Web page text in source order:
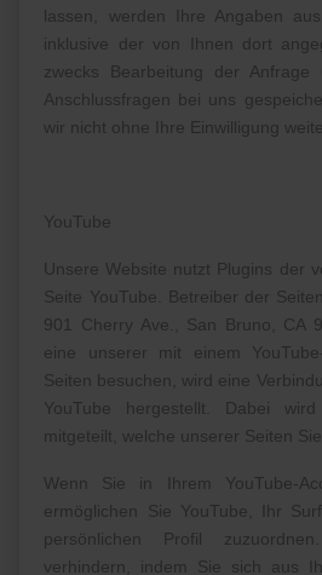
lassen, werden Ihre Angaben
inklusive der von Ihnen dort
zwecks Bearbeitung der
Anschlussfragen bei uns
wir nicht ohne Ihre Einwilligung
YouTube
Unsere Website nutzt Plugins der
Seite YouTube. Betreiber der
901 Cherry Ave., San Bruno, CA
eine unserer mit einem
Seiten besuchen, wird eine
YouTube hergestellt. Dabei
mitgeteilt, welche unserer Seiten
Wenn Sie in Ihrem YouTube-
ermöglichen Sie YouTube, Ihr
persönlichen Profil
verhindern, indem Sie sich aus